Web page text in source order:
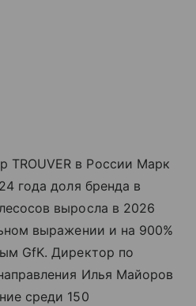
TROUVER в России Марк
года доля бренда в
выросла в 2026
выражении и на 900%
GfK. Директор по
Илья Майоров
среди 150